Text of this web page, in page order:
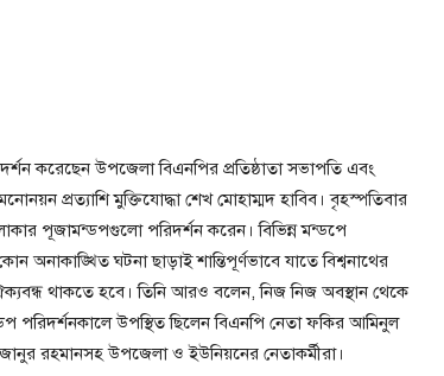
করেছেন উপজেলা বিএনপির প্রতিষ্ঠাতা সভাপতি এবং
প্রত্যাশি মুক্তিযোদ্ধা শেখ মোহাম্মদ হাবিব। বৃহস্পতিবার
পূজামন্ডপগুলো পরিদর্শন করেন। বিভিন্ন মন্ডপে
অনাকাঙ্খিত ঘটনা ছাড়াই শান্তিপূর্ণভাবে যাতে বিশ্বনাথের
ঐক্যবন্ধ থাকতে হবে। তিনি আরও বলেন, নিজ নিজ অবস্থান থেকে
পরিদর্শনকালে উপস্থিত ছিলেন বিএনপি নেতা ফকির আমিনুল
রহমানসহ উপজেলা ও ইউনিয়নের নেতাকর্মীরা।